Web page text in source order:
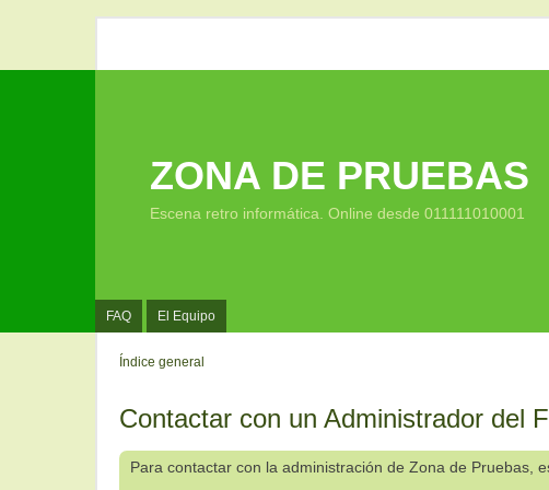
FAQ El Equipo
ZONA DE PRUEBAS
Escena retro informática. Online desde 011111010001
Índice general
Contactar con un Administrador del
Para contactar con la administración de Zona de Pruebas,